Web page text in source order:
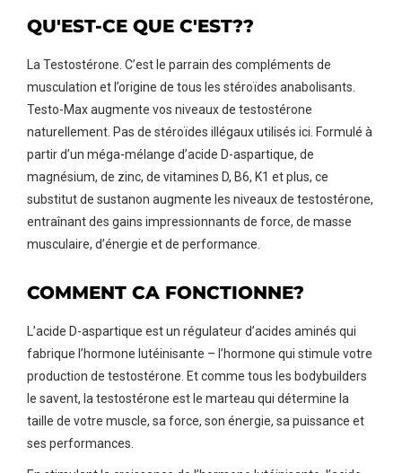
QU'EST-CE QUE C'EST??
La Testostérone. C’est le parrain des compléments de
musculation et l’origine de tous les stéroïdes anabolisants.
Testo-Max augmente vos niveaux de testostérone
naturellement. Pas de stéroïdes illégaux utilisés ici. Formulé à
partir d’un méga-mélange d’acide D-aspartique, de
magnésium, de zinc, de vitamines D, B6, K1 et plus, ce
substitut de sustanon augmente les niveaux de testostérone,
entraînant des gains impressionnants de force, de masse
musculaire, d’énergie et de performance.
COMMENT CA FONCTIONNE?
L’acide D-aspartique est un régulateur d’acides aminés qui
fabrique l’hormone lutéinisante – l’hormone qui stimule votre
production de testostérone. Et comme tous les bodybuilders
le savent, la testostérone est le marteau qui détermine la
taille de votre muscle, sa force, son énergie, sa puissance et
ses performances.